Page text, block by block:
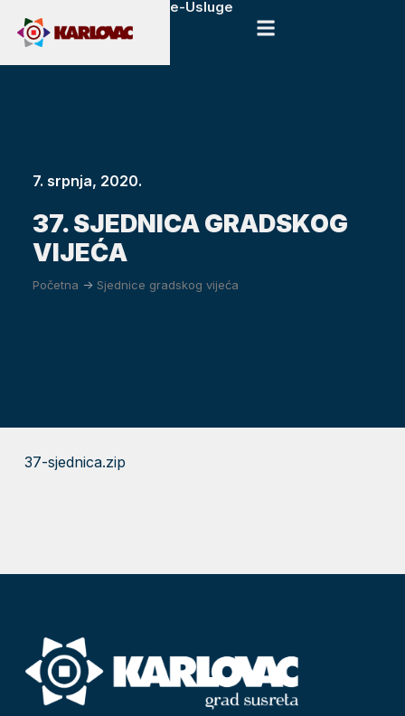
e-Usluge
7. srpnja, 2020.
37. SJEDNICA GRADSKOG
VIJEĆA
Početna -> Sjednice gradskog vijeća
37-sjednica.zip